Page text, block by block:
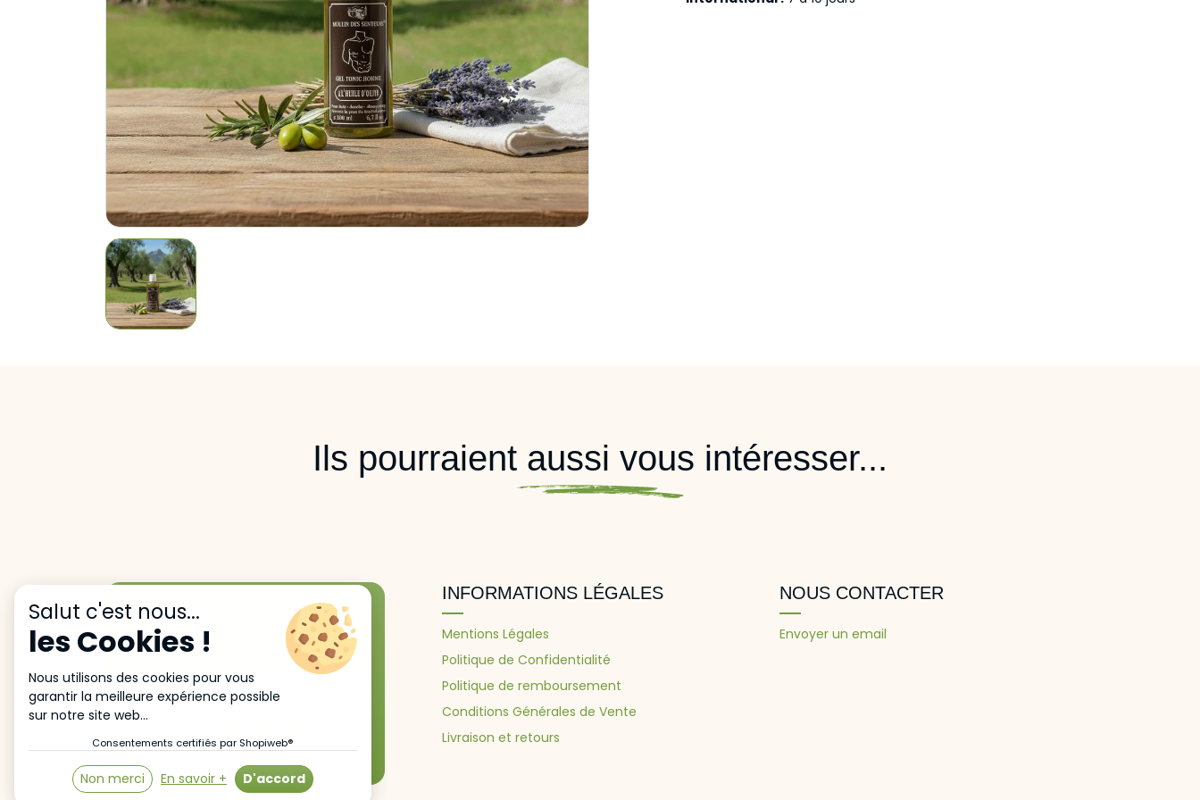
Salut c'est nous...
les Cookies !
Nous utilisons des cookies pour vous
garantir la meilleure expérience possible
sur notre site web...
Consentements certifiés par Shopiweb®
Non merci En savoir + D'accord
Ils pourraient aussi vous intéresser...
support@moulin-des-
senteurs.com
6 avenue Charles Richaud, Oraison
04700
INFORMATIONS LÉGALES
Mentions Légales
Politique de Confidentialité
Politique de remboursement
Conditions Générales de Vente
Livraison et retours
NOUS CONTACTER
Envoyer un email